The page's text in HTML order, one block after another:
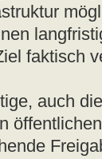
faktisch
auch